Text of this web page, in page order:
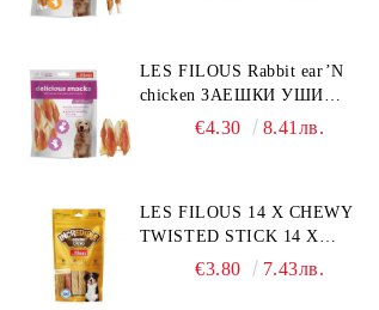
LES FILOUS Rabbit ear’N
chicken ЗАЕШКИ УШИ
лакомство за куче, 50 г
€4.30 8.41лв.
LES FILOUS 14 X CHEWY
TWISTED STICK 14 X
ДЪВЧАЩИ ДЕНТАЛНИ
€3.80 7.43лв.